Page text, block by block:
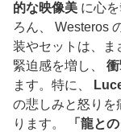
的な映像美 に心
ろん、 Westeros
装やセットは、ま
緊迫感を増し、
ます。特に、
の悲しみと怒りを
ります。
「龍と